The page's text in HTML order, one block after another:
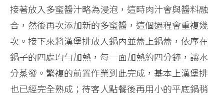
接著放入多蜜醬汁略為浸泡，這時肉汁會與醬料融
合，然後再次添加新的多蜜醬，這個過程會重複幾
次。接下來將漢堡排放入鍋內並蓋上鍋蓋，依序在
鍋子的四處均勻加熱，每一面加熱約四分鐘，讓水
分蒸發。繁複的前置作業到此完成，基本上漢堡排
也已經完全熟成；待客人點餐後再用小的平底鍋稍